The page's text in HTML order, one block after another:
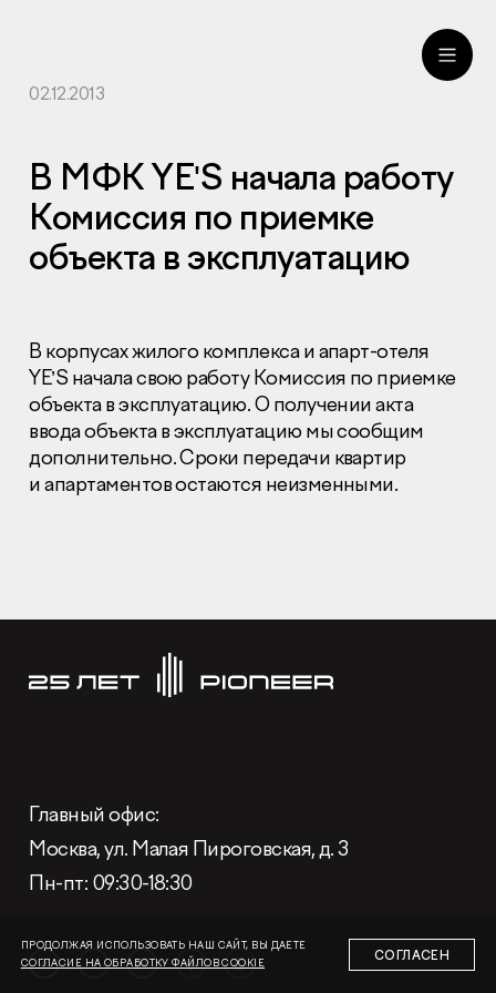
Раскрытие информации
Правовая информация
Сообщить о коррупции
Отдел продаж
+7 (495) 641-35-35
Заказать звонок
© 2001-2026 Компания «Пионер»
02.12.2013
В МФК YE'S начала работу
Комиссия по приемке
объекта в эксплуатацию
В корпусах жилого комплекса и апарт-отеля
YE’S начала свою работу Комиссия по приемке
объекта в эксплуатацию. О получении акта
ввода объекта в эксплуатацию мы сообщим
дополнительно. Сроки передачи квартир
и апартаментов остаются неизменными.
Глaвный oфиc:
Москва, ул. Малая Пироговская, д. 3
Пн-пт: 09:30-18:30
ПРОДОЛЖАЯ ИСПОЛЬЗОВАТЬ НАШ САЙТ, ВЫ ДАЕТЕ
СОГЛАСИЕ НА ОБРАБОТКУ ФАЙЛОВ COOKIE
СОГЛАСЕН